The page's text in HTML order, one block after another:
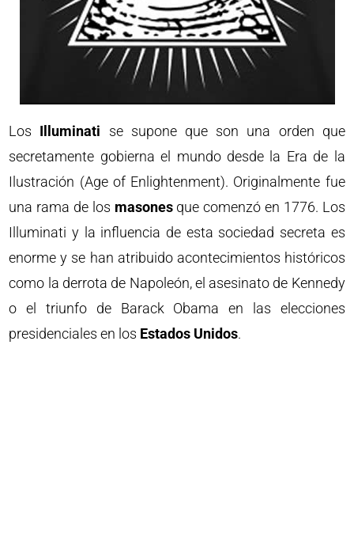
Los Illuminati se supone que son una orden que
secretamente gobierna el mundo desde la Era de la
Ilustración (Age of Enlightenment). Originalmente fue
una rama de los masonesque comenzó en 1776. Los
Illuminati y la influencia de esta sociedad secreta es
enorme y se han atribuido acontecimientos históricos
como la derrota de Napoleón, el asesinato de Kennedy
o el triunfo de Barack Obama en las elecciones
presidenciales en los Estados Unidos.